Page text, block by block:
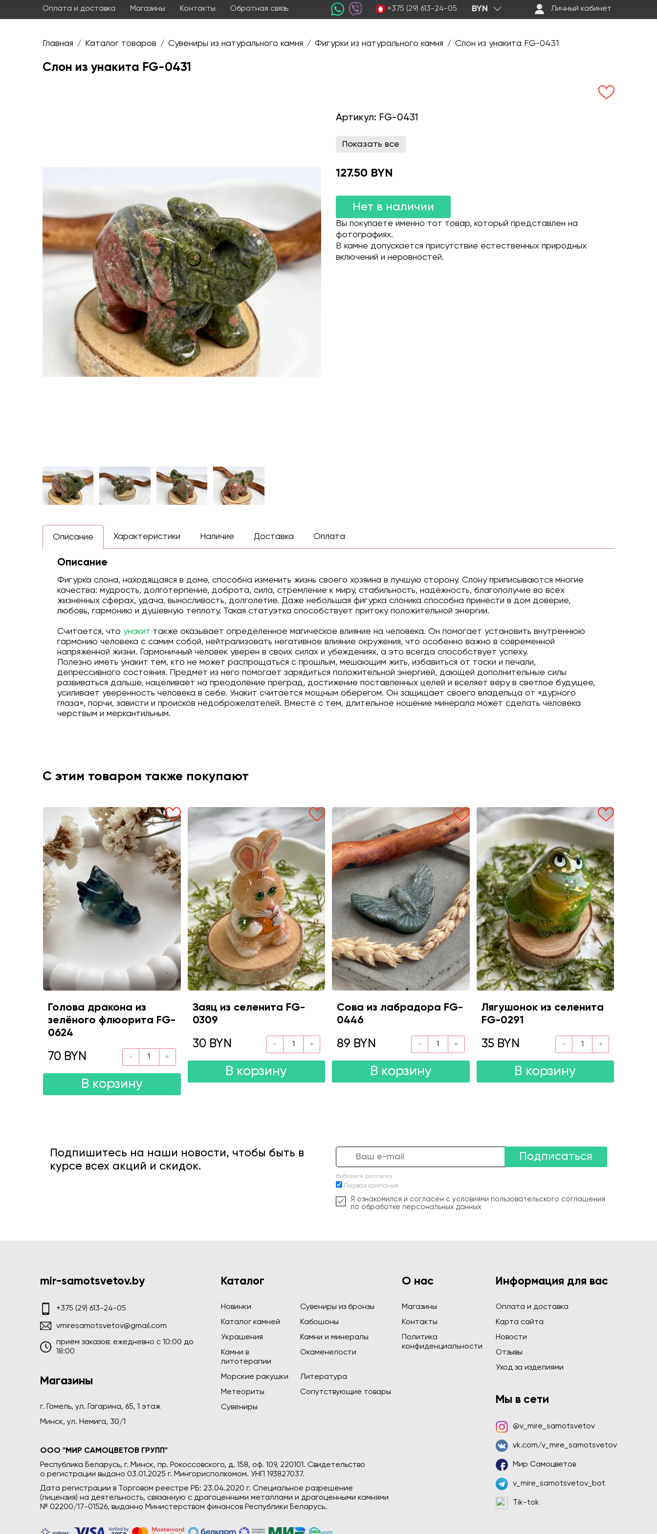
Оплата и доставка Магазины Контакты Обратная связь +375 (29) 613-24-05 BYN Личный кабинет
Главная / Каталог товаров / Сувениры из натурального камня / Фигурки из натурального камня / Слон из унакита FG-0431
Слон из унакита FG-0431
Артикул: FG-0431
Показать все
127.50 BYN
Нет в наличии
Вы покупаете именно тот товар, который представлен на
фотографиях.
В камне допускается присутствие естественных природных
включений и неровностей.
Описание Характеристики Наличие Доставка Оплата
Описание
Фигурка слона, находящаяся в доме, способна изменить жизнь своего хозяина в лучшую сторону. Слону приписываются многие
качества: мудрость, долготерпение, доброта, сила, стремление к миру, стабильность, надёжность, благополучие во всех
жизненных сферах, удача, выносливость, долголетие. Даже небольшая фигурка слоника способна принести в дом доверие,
любовь, гармонию и душевную теплоту. Такая статуэтка способствует притоку положительной энергии.
Считается, что унакит также оказывает определенное магическое влияние на человека. Он помогает установить внутреннюю
гармонию человека с самим собой, нейтрализовать негативное влияние окружения, что особенно важно в современной
напряженной жизни. Гармоничный человек уверен в своих силах и убеждениях, а это всегда способствует успеху.
Полезно иметь унакит тем, кто не может распрощаться с прошлым, мешающим жить, избавиться от тоски и печали,
депрессивного состояния. Предмет из него помогает зарядиться положительной энергией, дающей дополнительные силы
развиваться дальше, нацеливает на преодоление преград, достижение поставленных целей и вселяет веру в светлое будущее,
усиливает уверенность человека в себе. Унакит считается мощным оберегом. Он защищает своего владельца от «дурного
глаза», порчи, зависти и происков недоброжелателей. Вместе с тем, длительное ношение минерала может сделать человека
черствым и меркантильным.
С этим товаром также покупают
Голова дракона из
зелёного флюорита FG-
0624
70 BYN
В корзину
Заяц из селенита FG-
0309
30 BYN
В корзину
Сова из лабрадора FG-
0446
89 BYN
В корзину
Лягушонок из селенита
FG-0291
35 BYN
В корзину
Подпишитесь на наши новости, чтобы быть в
курсе всех акций и скидок.
Подписаться
Выберите рассылку
Первая кампания
Я ознакомился и согласен с условиями пользовательского соглашения
по обработке персональных данных
mir-samotsvetov.by
+375 (29) 613-24-05
vmiresamotsvetov@gmail.com
приём заказов: ежедневно c 10:00 до
18:00
Магазины
г. Гомель, ул. Гагарина, 65, 1 этаж
Минск, ул. Немига, 30/1
Каталог
Новинки
Сувениры из бронзы
Каталог камней
Кабошоны
Украшения
Камни и минералы
Камни в
литотерапии
Окаменелости
Морские ракушки
Литература
Метеориты
Сопутствующие товары
Сувениры
ООО "МИР САМОЦВЕТОВ ГРУПП"
Республика Беларусь, г. Минск, пр. Рокоссовского, д. 158, оф. 109, 220101. Свидетельство
о регистрации выдано 03.01.2025 г. Мингорисполкомом. УНП 193827037.
Дата регистрации в Торговом реестре РБ: 23.04.2020 г. Специальное разрешение
(лицензия) на деятельность, связанную с драгоценными металлами и драгоценными камнями
№ 02200/17-01526, выданно Министерством финансов Республики Беларусь.
О нас
Магазины
Контакты
Политика
конфиденциальности
Информация для вас
Оплата и доставка
Карта сайта
Новости
Отзывы
Уход за изделиями
Мы в сети
@v_mire_samotsvetov
vk.com/v_mire_samotsvetov
Мир Самоцветов
v_mire_samotsvetov_bot
Tik-tok